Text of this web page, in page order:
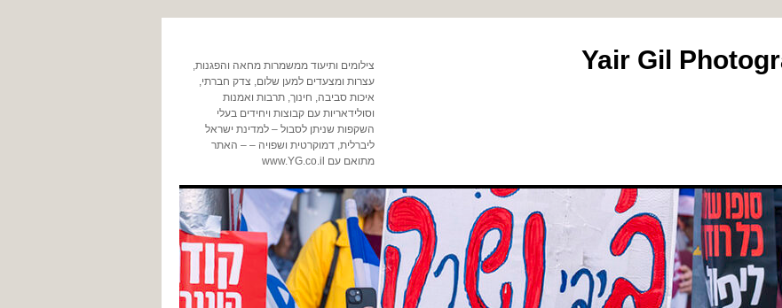
צילומים ותיעוד ממשמרות מחאה והפגנות,
עצרות ומצעדים למען שלום, צדק חברתי,
איכות סביבה, חינוך, תרבות ואמנות
וסולידאריות עם קבוצות ויחידים בעלי
השקפות שניתן לסבול – למדינת ישראל
ליברלית, דמוקרטית ושפויה – – האתר
מתואם עם www.YG.co.il